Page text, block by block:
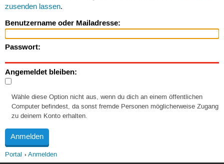
zusenden lassen.
Benutzername oder Mailadresse:
Passwort:
Angemeldet bleiben:
Wähle diese Option nicht aus, wenn du dich an einem öffentlichen
Computer befindest, da sonst fremde Personen möglicherweise Zugang
zu deinem Konto erhalten.
Portal Anmelden